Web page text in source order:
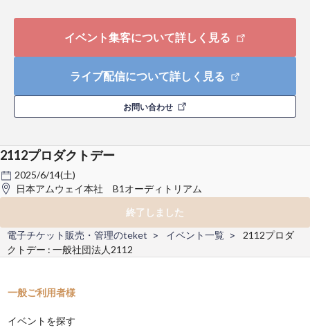
イベント集客について詳しく見る
ライブ配信について詳しく見る
お問い合わせ
2112プロダクトデー
2025/6/14(土)
日本アムウェイ本社 B1オーディトリアム
終了しました
電子チケット販売・管理のteket
イベント一覧
2112プロダ
クトデー : 一般社団法人2112
一般ご利用者様
イベントを探す